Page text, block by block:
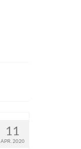
11
APR. 2020